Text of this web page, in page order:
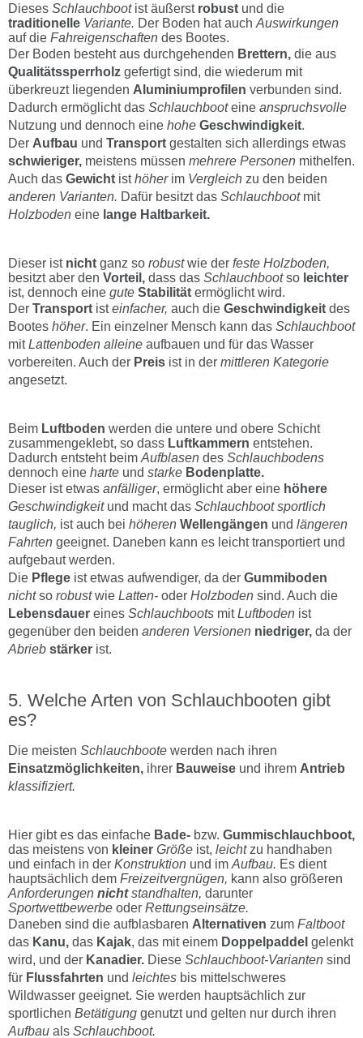
Dieses Schlauchbootist äußerst robust und die
traditionelle Variante. Der Boden hat auch Auswirkungen
auf die Fahreigenschaften des Bootes.
Der Boden besteht aus durchgehenden Brettern, die aus
Qualitätssperrholz gefertigt sind, die wiederum mit
überkreuzt liegenden Aluminiumprofilen verbunden sind.
Dadurch ermöglicht das Schlauchbooteine anspruchsvolle
Nutzung und dennoch eine hohe Geschwindigkeit.
Der Aufbau und Transport gestalten sich allerdings etwas
schwieriger, meistens müssen mehrere Personen mithelfen.
Auch das Gewicht isthöherim Vergleich zu den beiden
anderen Varianten. Dafür besitzt das Schlauchbootmit
Holzboden eine lange Haltbarkeit.
Dieser ist nicht ganz so robustwie der feste Holzboden,
besitzt aber den Vorteil, dass das Schlauchbootso leichter
ist, dennoch eine gute Stabilität ermöglicht wird.
Der Transport isteinfacher, auch die Geschwindigkeit des
Bootes höher. Ein einzelner Mensch kann das Schlauchboot
mitLattenboden alleine aufbauen und für das Wasser
vorbereiten. Auch der Preis ist in der mittleren Kategorie
angesetzt.
Beim Luftboden werden die untere und obere Schicht
zusammengeklebt, so dass Luftkammern entstehen.
Dadurch entsteht beim Aufblasen des Schlauchbodens
dennoch eine harte und starke Bodenplatte.
Dieser ist etwas anfälliger, ermöglicht aber eine höhere
Geschwindigkeitund macht das Schlauchboot sportlich
tauglich, ist auch bei höheren Wellengängen und längeren
Fahrten geeignet. Daneben kann es leicht transportiert und
aufgebaut werden.
Die Pflege ist etwas aufwendiger, da der Gummiboden
nichtso robustwie Latten- oder Holzboden sind. Auch die
Lebensdauer eines Schlauchboots mitLuftboden ist
gegenüber den beiden anderen Versionen niedriger, da der
Abrieb stärker ist.
Welche Arten von Schlauchbooten gibt
es?
Die meisten Schlauchboote werden nach ihren
Einsatzmöglichkeiten, ihrer Bauweise und ihrem Antrieb
klassifiziert.
Hier gibt es das einfache Bade- bzw. Gummischlauchboot,
das meistens von kleiner Größe ist, leichtzu handhaben
und einfach in der Konstruktion und im Aufbau. Es dient
hauptsächlich dem Freizeitvergnügen, kann also größeren
Anforderungen nichtstandhalten, darunter
Sportwettbewerbe oder Rettungseinsätze.
Daneben sind die aufblasbaren Alternativen zum Faltboot
das Kanu, das Kajak, das mit einem Doppelpaddel gelenkt
wird, und der Kanadier. Diese Schlauchboot-Varianten sind
für Flussfahrten und leichtes bis mittelschweres
Wildwasser geeignet. Sie werden hauptsächlich zur
sportlichen Betätigung genutzt und gelten nur durch ihren
Aufbau als Schlauchboot.